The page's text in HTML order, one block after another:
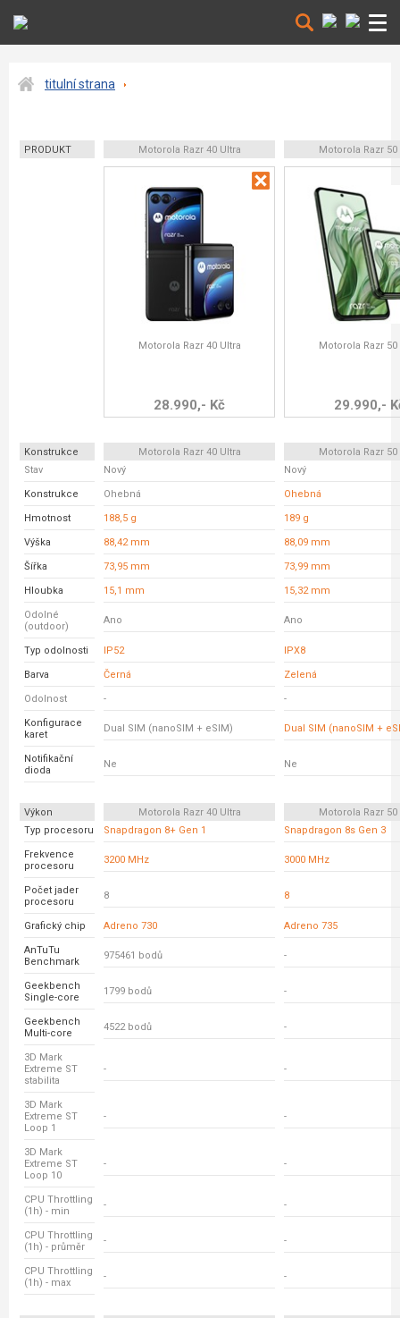
titulní strana
PRODUKT Motorola Razr 40 Ultra Motorola Razr 50
Motorola Razr 40 Ultra
28.990,- Kč
Motorola Razr 50
29.990,-
Konstrukce Motorola Razr 40 Ultra
Motorola Razr 50
Stav
Nový Nový
Konstrukce Ohebná Ohebná
Hmotnost 188,5 g 189 g
Výška 88,42 mm 88,09 mm
Šířka 73,95 mm 73,99 mm
Hloubka 15,1 mm 15,32 mm
Odolné
(outdoor)
Ano Ano
Typ odolnosti IP52 IPX8
Barva Černá Zelená
Odolnost - -
Konfigurace
karet
Dual SIM (nanoSIM + eSIM) Dual SIM (nanoSIM +
Notifikační
dioda
Ne Ne
Výkon Motorola Razr 40 Ultra
Motorola Razr 50
Typ procesoru
Snapdragon 8+ Gen 1 Snapdragon 8s Gen 3
Frekvence
procesoru
3200 MHz 3000 MHz
Počet jader
procesoru
8 8
Grafický chip Adreno 730 Adreno 735
AnTuTu
Benchmark
975461 bodů -
Geekbench
Single-core
1799 bodů -
Geekbench
Multi-core
4522 bodů -
3D Mark
Extreme ST
stabilita
- -
3D Mark
Extreme ST
Loop 1
- -
3D Mark
Extreme ST
Loop 10
- -
CPU Throttling
(1h) - min
- -
CPU Throttling
(1h) - průměr
- -
CPU Throttling
(1h) - max
- -